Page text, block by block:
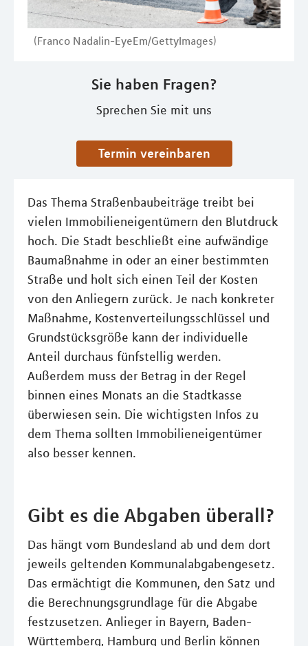
(Franco Nadalin-EyeEm/GettyImages)
Sie haben Fragen?
Sprechen Sie mit uns
Termin vereinbaren
Das Thema Straßenbaubeiträge treibt bei
vielen Immobilieneigentümern den Blutdruck
hoch. Die Stadt beschließt eine aufwändige
Baumaßnahme in oder an einer bestimmten
Straße und holt sich einen Teil der Kosten
von den Anliegern zurück. Je nach konkreter
Maßnahme, Kostenverteilungsschlüssel und
Grundstücksgröße kann der individuelle
Anteil durchaus fünfstellig werden.
Außerdem muss der Betrag in der Regel
binnen eines Monats an die Stadtkasse
überwiesen sein. Die wichtigsten Infos zu
dem Thema sollten Immobilieneigentümer
also besser kennen.
Gibt es die Abgaben überall?
Das hängt vom Bundesland ab und dem dort
jeweils geltenden Kommunalabgabengesetz.
Das ermächtigt die Kommunen, den Satz und
die Berechnungsgrundlage für die Abgabe
festzusetzen. Anlieger in Bayern, Baden-
Württemberg, Hamburg und Berlin können